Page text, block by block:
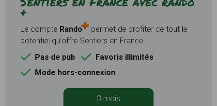
+
Le compte Rando
permet de profiter de tout le
potentiel qu'offre Sentiers en France :
Pas de pub
Favoris illimités
Mode hors-connexion
3 mois